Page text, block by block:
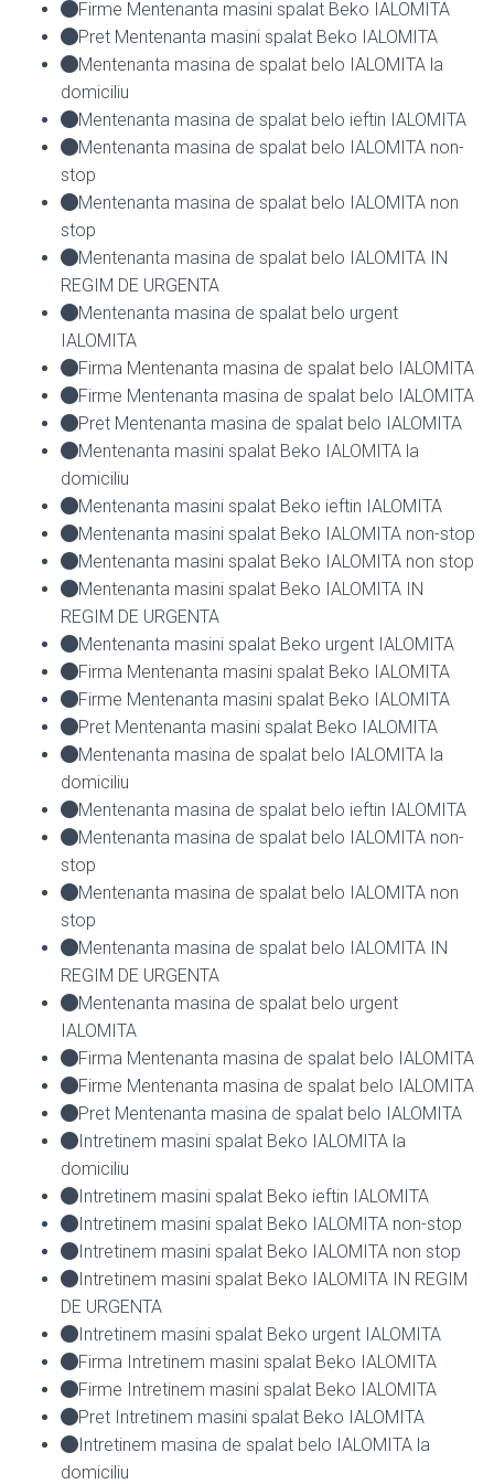
Firme Mentenanta masini spalat Beko IALOMITA
Pret Mentenanta masini spalat Beko IALOMITA
Mentenanta masina de spalat belo IALOMITA la
domiciliu
Mentenanta masina de spalat belo ieftin IALOMITA
Mentenanta masina de spalat belo IALOMITA non-
stop
Mentenanta masina de spalat belo IALOMITA non
stop
Mentenanta masina de spalat belo IALOMITA IN
REGIM DE URGENTA
Mentenanta masina de spalat belo urgent
IALOMITA
Firma Mentenanta masina de spalat belo IALOMITA
Firme Mentenanta masina de spalat belo IALOMITA
Pret Mentenanta masina de spalat belo IALOMITA
Mentenanta masini spalat Beko IALOMITA la
domiciliu
Mentenanta masini spalat Beko ieftin IALOMITA
Mentenanta masini spalat Beko IALOMITA non-stop
Mentenanta masini spalat Beko IALOMITA non stop
Mentenanta masini spalat Beko IALOMITA IN
REGIM DE URGENTA
Mentenanta masini spalat Beko urgent IALOMITA
Firma Mentenanta masini spalat Beko IALOMITA
Firme Mentenanta masini spalat Beko IALOMITA
Pret Mentenanta masini spalat Beko IALOMITA
Mentenanta masina de spalat belo IALOMITA la
domiciliu
Mentenanta masina de spalat belo ieftin IALOMITA
Mentenanta masina de spalat belo IALOMITA non-
stop
Mentenanta masina de spalat belo IALOMITA non
stop
Mentenanta masina de spalat belo IALOMITA IN
REGIM DE URGENTA
Mentenanta masina de spalat belo urgent
IALOMITA
Firma Mentenanta masina de spalat belo IALOMITA
Firme Mentenanta masina de spalat belo IALOMITA
Pret Mentenanta masina de spalat belo IALOMITA
Intretinem masini spalat Beko IALOMITA la
domiciliu
Intretinem masini spalat Beko ieftin IALOMITA
Intretinem masini spalat Beko IALOMITA non-stop
Intretinem masini spalat Beko IALOMITA non stop
Intretinem masini spalat Beko IALOMITA IN REGIM
DE URGENTA
Intretinem masini spalat Beko urgent IALOMITA
Firma Intretinem masini spalat Beko IALOMITA
Firme Intretinem masini spalat Beko IALOMITA
Pret Intretinem masini spalat Beko IALOMITA
Intretinem masina de spalat belo IALOMITA la
domiciliu